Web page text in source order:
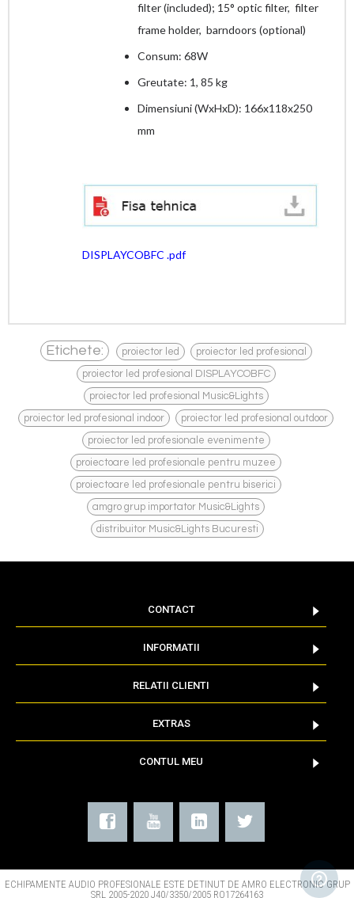
filter (included); 15° optic filter, filter
frame holder, barndoors (optional)
Consum: 68W
Greutate: 1, 85 kg
Dimensiuni (WxHxD): 166x118x250
mm
DISPLAYCOBFC .pdf
Etichete: proiector led , proiector led profesional ,
proiector led profesional DISPLAYCOBFC ,
proiector led profesional Music&Lights ,
proiector led profesional indoor proiector led profesional outdoor
proiector led profesionale evenimente ,
proiectoare led profesionale pentru muzee
proiectoare led profesionale pentru biserici
amgro grup importator Music&Lights
distribuitor Music&Lights Bucuresti
CONTACT
INFORMATII
RELATII CLIENTI
EXTRAS
CONTUL MEU
ECHIPAMENTE AUDIO PROFESIONALE ESTE DETINUT DE AMRO ELECTRONIC GRUP
SRL 2005-2020 J40/3350/2005 RO17264163